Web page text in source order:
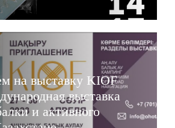
на выставку KIOF
выставка
и активного